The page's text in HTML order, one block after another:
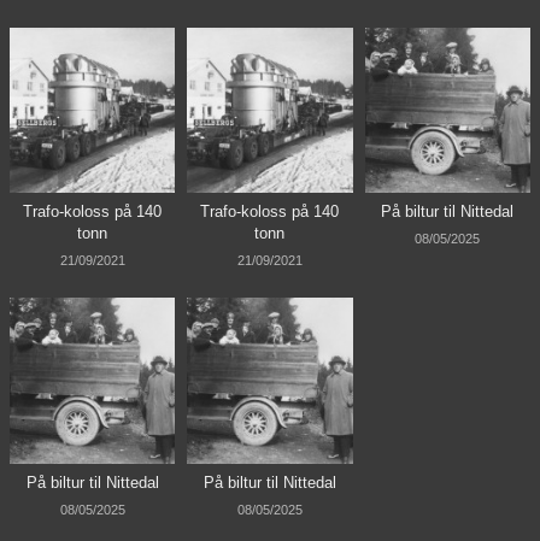
Trafo-koloss på 140
tonn
21/09/2021
Trafo-koloss på 140
tonn
21/09/2021
På biltur til Nittedal
08/05/2025
På biltur til Nittedal
08/05/2025
På biltur til Nittedal
08/05/2025